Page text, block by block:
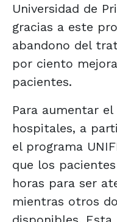
Universidad de
gracias a este
abandono del
por ciento
pacientes.
Para aumentar
hospitales, a
el programa
que los
horas para ser
mientras otros